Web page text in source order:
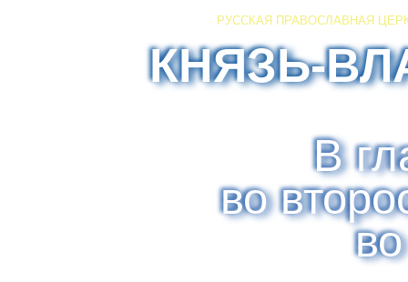
РУССКАЯ ПРАВОСЛАВНАЯ
КНЯЗЬ-
В
во